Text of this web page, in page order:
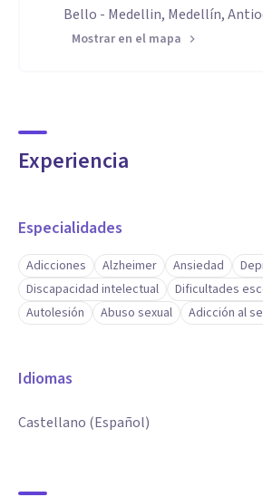
Bello - Medellin, Medellín,
Mostrar en el mapa
Experiencia
Especialidades
Adicciones Alzheimer Ansiedad
Discapacidad intelectual
Dificultades
Autolesión
Abuso sexual Adicción al
Idiomas
Castellano (Español)